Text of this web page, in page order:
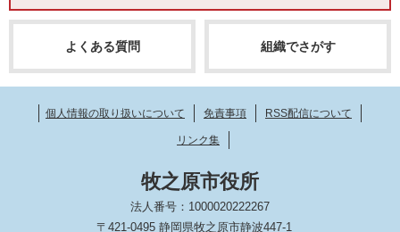
よくある質問 組織でさがす
個人情報の取り扱いについて 免責事項 RSS配信について
リンク集
牧之原市役所
法人番号：1000020222267
〒421-0495 静岡県牧之原市静波447-1